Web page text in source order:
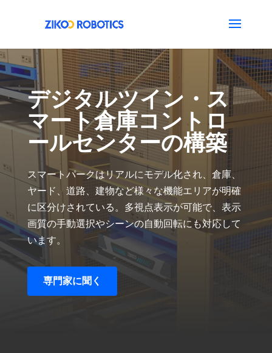
デジタルツイン・ス
マート倉庫コントロ
ールセンターの構築
スマートパークはリアルにモデル化され、倉庫、
ヤード、道路、建物など様々な機能エリアが明確
に区分けされている。多視点表示が可能で、表示
画質の手動選択やシーンの自動回転にも対応して
います。
専門家に聞く